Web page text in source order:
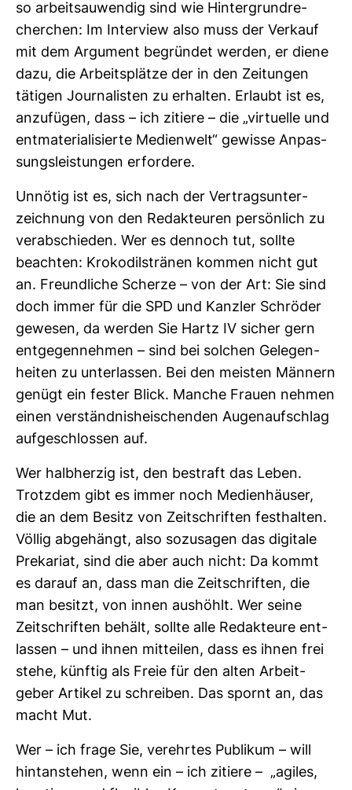
so arbeits­au­wendig sind wie Hin­ter­grund­re­
cher­chen: Im Inter­view also muss der Ver­kauf
mit dem Argu­ment begründet werden, er diene
dazu, die Arbeits­plätze der in den Zei­tungen
tätigen Jour­na­listen zu erhalten. Erlaubt ist es,
anzu­fügen, dass – ich zitiere – die „vir­tu­elle und
ent­ma­te­ria­li­sierte Medi­en­welt“ gewisse Anpas­
sungs­leis­tungen erfor­dere.
Unnötig ist es, sich nach der Ver­trags­un­ter­
zeich­nung von den Redak­teuren per­sön­lich zu
ver­ab­schieden. Wer es den­noch tut, sollte
beachten: Kro­ko­dils­tränen kommen nicht gut
an. Freund­liche Scherze – von der Art: Sie sind
doch immer für die SPD und Kanzler Schröder
gewesen, da werden Sie Hartz IV sicher gern
ent­ge­gen­nehmen – sind bei sol­chen Gele­gen­
heiten zu unter­lassen. Bei den meisten Män­nern
genügt ein fester Blick. Manche Frauen nehmen
einen ver­ständ­nis­hei­schenden Augen­auf­schlag
auf­ge­schlossen auf.
Wer halb­herzig ist, den bestraft das Leben.
Trotzdem gibt es immer noch Medi­en­häuser,
die an dem Besitz von Zeit­schriften fest­halten.
Völlig abge­hängt, also sozu­sagen das digi­tale
Pre­ka­riat, sind die aber auch nicht: Da kommt
es darauf an, dass man die Zeit­schriften, die
man besitzt, von innen aus­höhlt. Wer seine
Zeit­schriften behält, sollte alle Redak­teure ent­
lassen – und ihnen mit­teilen, dass es ihnen frei
stehe, künftig als Freie für den alten Arbeit­
geber Artikel zu schreiben. Das spornt an, das
macht Mut.
Wer – ich frage Sie, ver­ehrtes Publikum – will
hint­an­stehen, wenn ein – ich zitiere – „agiles,